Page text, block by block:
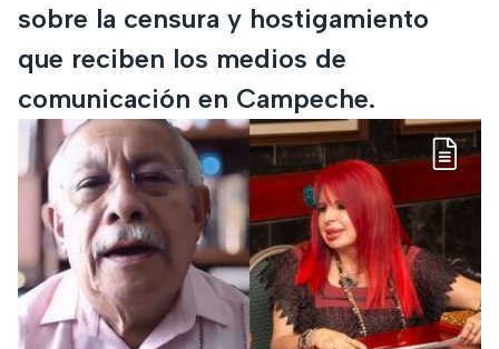
sobre la censura y hostigamiento
que reciben los medios de
comunicación en Campeche.